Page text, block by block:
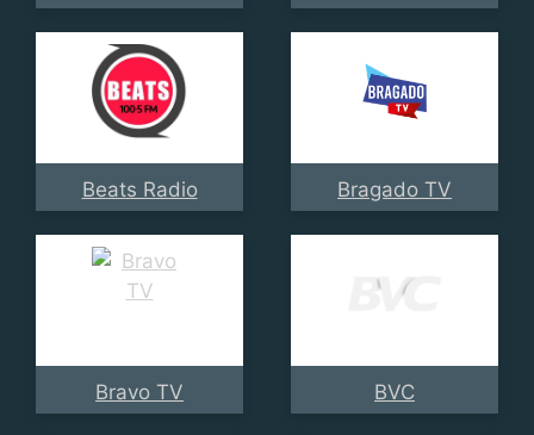
Beats Radio Bragado TV
Bravo TV BVC